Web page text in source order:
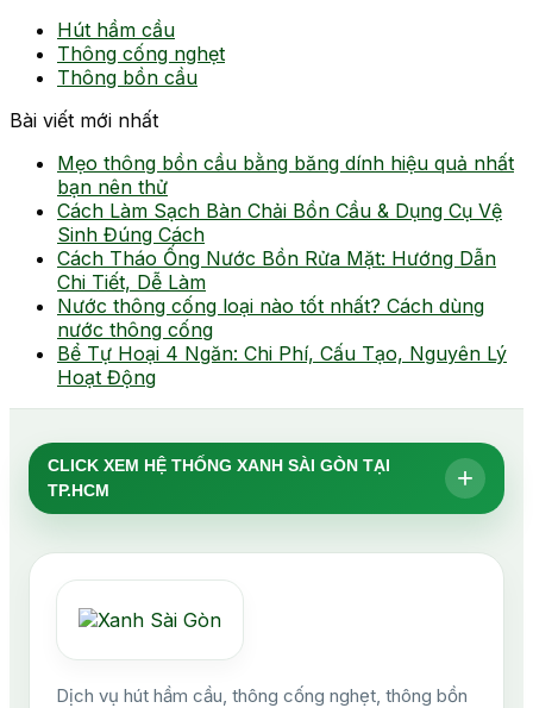
Hút hầm cầu
Thông cống nghẹt
Thông bồn cầu
Bài viết mới nhất
Mẹo thông bồn cầu bằng băng dính hiệu quả nhất
bạn nên thử
Cách Làm Sạch Bàn Chải Bồn Cầu & Dụng Cụ Vệ
Sinh Đúng Cách
Cách Tháo Ống Nước Bồn Rửa Mặt: Hướng Dẫn
Chi Tiết, Dễ Làm
Nước thông cống loại nào tốt nhất? Cách dùng
nước thông cống
Bể Tự Hoại 4 Ngăn: Chi Phí, Cấu Tạo, Nguyên Lý
Hoạt Động
CLICK XEM HỆ THỐNG XANH SÀI GÒN TẠI
TP.HCM
+
Dịch vụ hút hầm cầu, thông cống nghẹt, thông bồn